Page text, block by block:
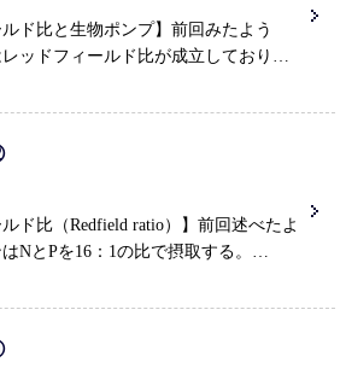
ド比と生物ポンプ】前回みたよう
ッドフィールド比が成立しており…
ド比（Redfield ratio）】前回述べたよ
NとPを16：1の比で摂取する。…